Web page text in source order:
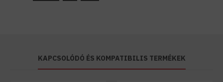
KAPCSOLÓDÓ ÉS KOMPATIBILIS TERMÉKEK